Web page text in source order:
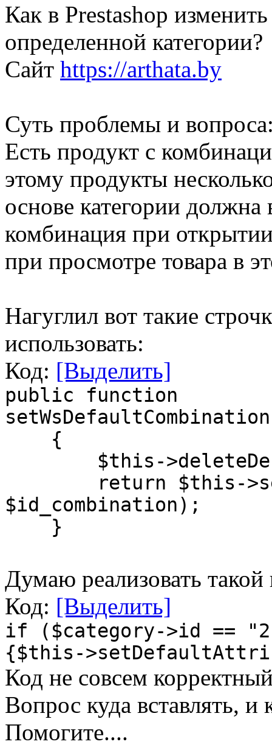
Как в Prestashop
определенной категории?
Сайт https://arthata.by
Суть проблемы и
Есть продукт с
этому продукты
основе категории
комбинация при
при просмотре товара в
Нагуглил вот такие
использовать:
Код: [Выделить]
public function
{
$this-
return $this-
$id_combination);
}
Думаю реализовать такой
Код: [Выделить]
if ($category->id ==
{$this-
Код не совсем
Вопрос куда вставлять, и
Помогите....